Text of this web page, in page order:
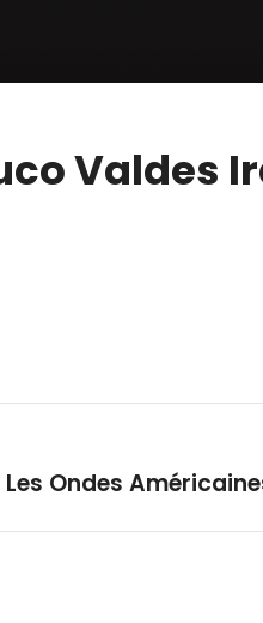
Valdes
Les Ondes